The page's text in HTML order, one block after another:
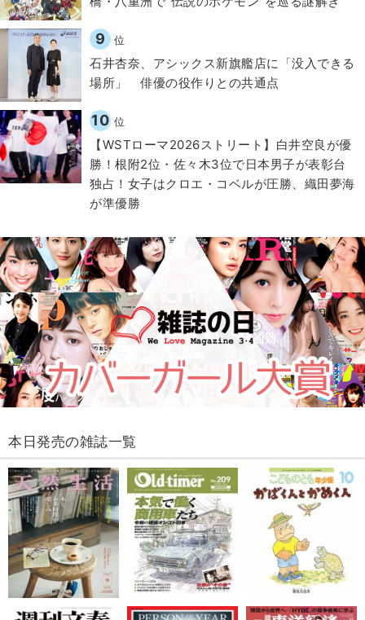
9 位
石井杏奈、アシックス新旗艦店に「没入できる
場所」 俳優の役作りとの共通点
10 位
【WSTローマ2026ストリート】白井空良が優
勝！根附2位・佐々木3位で日本男子が表彰台
独占！女子はクロエ・コベルが圧勝、織田夢海
が準優勝
本日発売の雑誌一覧